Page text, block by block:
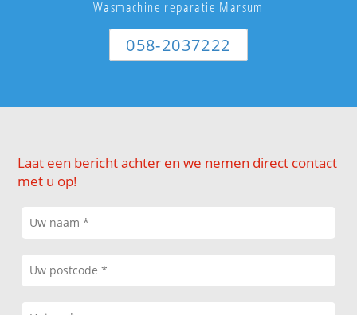
Wasmachine reparatie Marsum
058-2037222
Laat een bericht achter en we nemen direct contact
met u op!